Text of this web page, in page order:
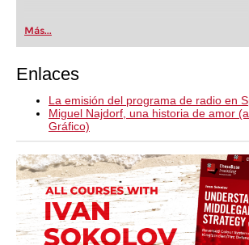
Más...
Enlaces
La emisión del programa de radio en
Miguel Najdorf, una historia de amor
Gráfico)